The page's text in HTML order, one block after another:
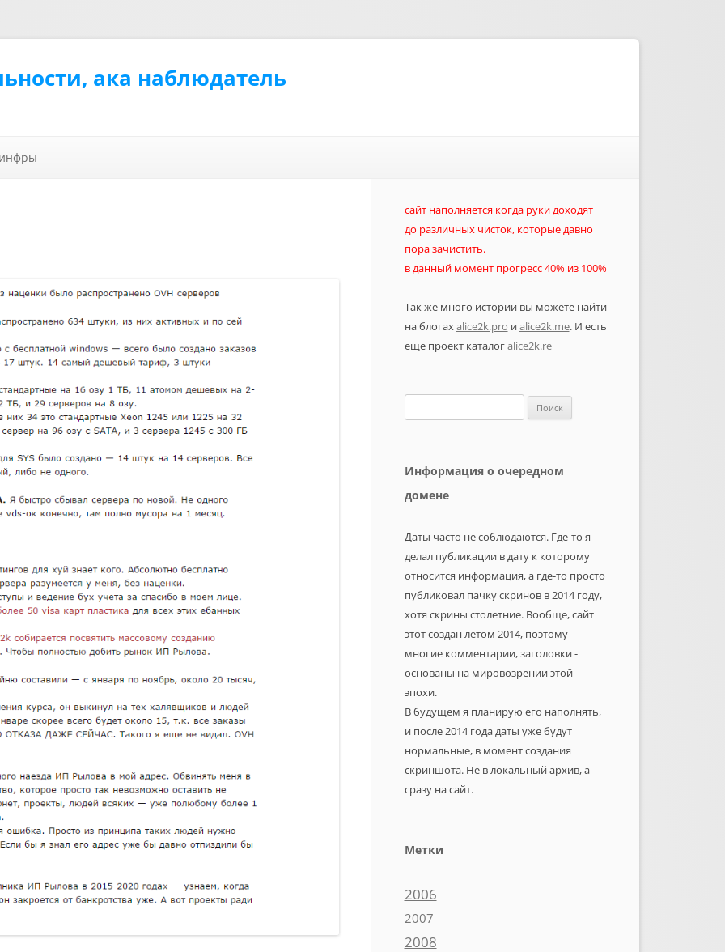
ака наблюдатель
сайт наполняется когда руки доходят
до различных чисток, которые давно
пора зачистить.
в данный момент прогресс 40% из 100%
Так же много истории вы можете найти
на блогахalice2k.pro иalice2k.me. И есть
еще проект каталогalice2k.re
Информация о очередном
домене
Даты часто не соблюдаются. Где-то я
делал публикации в дату к которому
относится информация, а где-то просто
публиковал пачку скринов в 2014 году,
хотя скрины столетние. Вообще, сайт
этот создан летом 2014, поэтому
многие комментарии, заголовки -
основаны на мировозрении этой
эпохи.
В будущем я планирую его наполнять,
и после 2014 года даты уже будут
нормальные, в момент создания
скриншота. Не в локальный архив, а
сразу на сайт.
Метки
2006
2007
2008